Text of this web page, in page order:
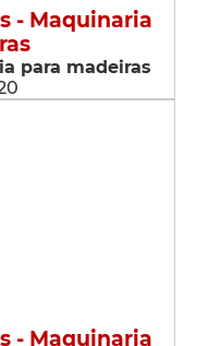
- Maquinaria
para madeiras
- Maquinaria